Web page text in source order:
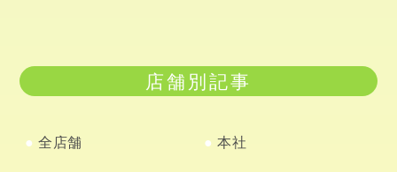
店舗別記事
全店舗 本社